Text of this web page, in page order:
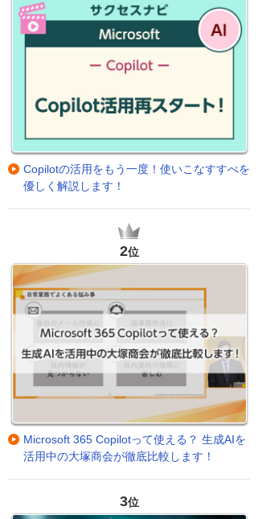
Copilotの活用をもう一度！使いこなすすべを
優しく解説します！
2位
Microsoft 365 Copilotって使える？ 生成AIを
活用中の大塚商会が徹底比較します！
3位